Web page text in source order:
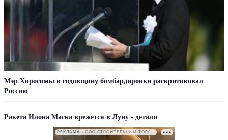
Мэр Хиросимы в годовщину бомбардировки раскритиковал
Россию
Ракета Илона Маска врежется в Луну - детали
РЕКЛАМА • ООО СТРОИТЕЛЬНЫЙ ТОРГОВЫЙ ДОМ «ПЕТРОВИЧ». ИНН: 7802348846